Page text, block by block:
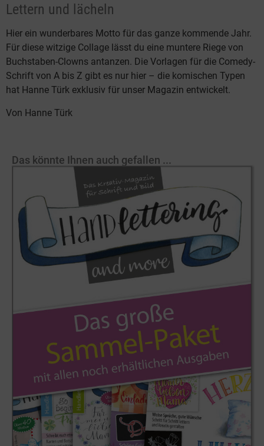
Lettern und lächeln
Hier ein wunderbares Motto für das ganze kommende Jahr.
Für diese witzige Collage lässt du eine muntere Riege von
Buchstaben-Clowns antanzen. Die Vorlagen für die Comedy-
Schrift von A bis Z gibt es nur hier – die komischen Typen
hat Hanne Türk exklusiv für unser Magazin entwickelt.
Von Hanne Türk
Das könnte Ihnen auch gefallen ...